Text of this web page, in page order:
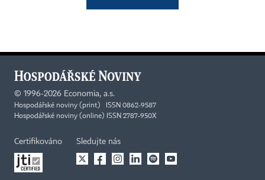
© 1996-2026 Economia, a.s.
Hospodářské noviny (print) ISSN 0862-9587
Hospodářské noviny (online) ISSN 2787-950X
Certifikováno Sledujte nás